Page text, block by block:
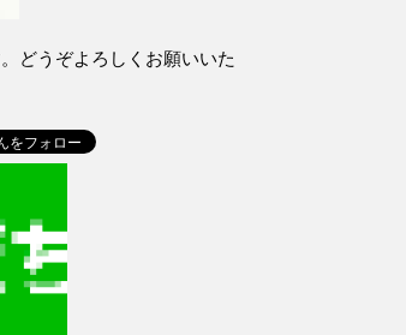
どうぞよろしくお願いいた